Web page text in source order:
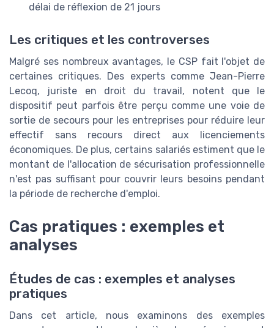
délai de réflexion de 21 jours
Les critiques et les controverses
Malgré ses nombreux avantages, le CSP fait l'objet de
certaines critiques. Des experts comme Jean-Pierre
Lecoq, juriste en droit du travail, notent que le
dispositif peut parfois être perçu comme une voie de
sortie de secours pour les entreprises pour réduire leur
effectif sans recours direct aux licenciements
économiques. De plus, certains salariés estiment que le
montant de l'allocation de sécurisation professionnelle
n'est pas suffisant pour couvrir leurs besoins pendant
la période de recherche d'emploi.
Cas pratiques : exemples et
analyses
Études de cas : exemples et analyses
pratiques
Dans cet article, nous examinons des exemples